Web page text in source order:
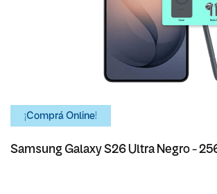
¡Comprá Online!
Samsung Galaxy S26 Ultra Negro -